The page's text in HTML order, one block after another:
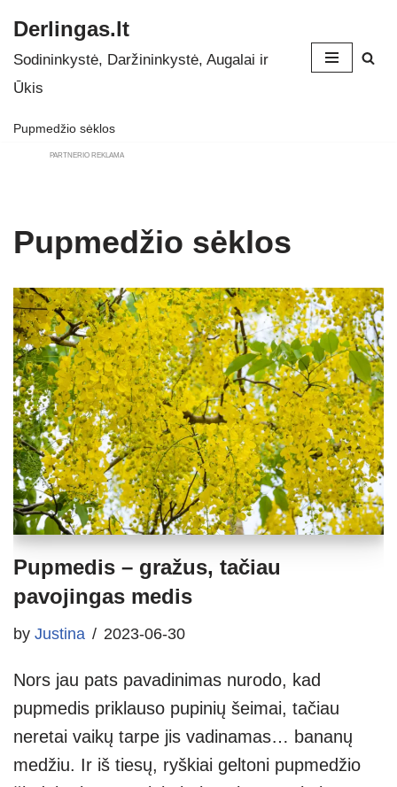
Skip
to
Derlingas.lt
Sodininkystė, Daržininkystė, Augalai ir
Ūkis
Pupmedžio sėklos
PARTNERIO REKLAMA
Pupmedžio sėklos
Pupmedis – gražus, tačiau
pavojingas medis
by Justina 2023-06-30
Nors jau pats pavadinimas nurodo, kad
pupmedis priklauso pupinių šeimai, tačiau
neretai vaikų tarpe jis vadinamas… bananų
medžiu. Ir iš tiesų, ryškiai geltoni pupmedžio